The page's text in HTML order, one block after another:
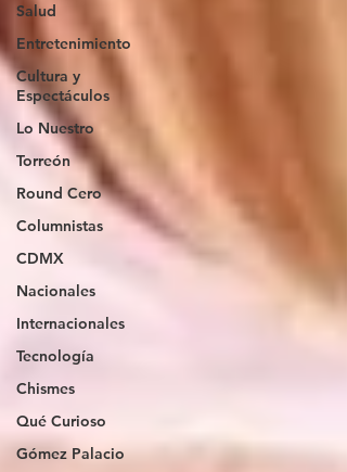
Salud
Entretenimiento
Cultura y
Espectáculos
Lo Nuestro
Torreón
Round Cero
Columnistas
CDMX
Nacionales
Internacionales
Tecnología
Chismes
Qué Curioso
Gómez Palacio